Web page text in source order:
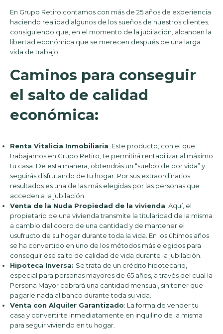
En Grupo Retiro contamos con más de 25 años de experiencia
haciendo realidad algunos de los sueños de nuestros clientes;
consiguiendo que, en el momento de la jubilación, alcancen la
libertad económica que se merecen después de una larga
vida de trabajo.
Caminos para conseguir
el salto de calidad
económica:
Renta Vitalicia Inmobiliaria: Este producto, con el que
trabajamos en Grupo Retiro, te permitirá rentabilizar al máximo
tu casa. De esta manera, obtendrás un “sueldo de por vida” y
seguirás disfrutando de tu hogar. Por sus extraordinarios
resultados es una de las más elegidas por las personas que
acceden a la jubilación.
Venta de la Nuda Propiedad de la vivienda: Aquí, el
propietario de una vivienda transmite la titularidad de la misma
a cambio del cobro de una cantidad y de mantener el
usufructo de su hogar durante toda la vida. En los últimos años
se ha convertido en uno de los métodos más elegidos para
conseguir ese salto de calidad de vida durante la jubilación.
Hipoteca Inversa: Se trata de un crédito hipotecario,
especial para personas mayores de 65 años, a través del cual la
Persona Mayor cobrará una cantidad mensual, sin tener que
pagarle nada al banco durante toda su vida.
Venta con Alquiler Garantizado: La forma de vender tu
casa y convertirte inmediatamente en inquilino de la misma
para seguir viviendo en tu hogar.